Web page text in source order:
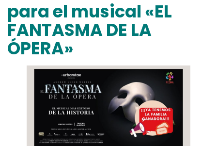
para el musical «EL
FANTASMA DE LA
ÓPERA»